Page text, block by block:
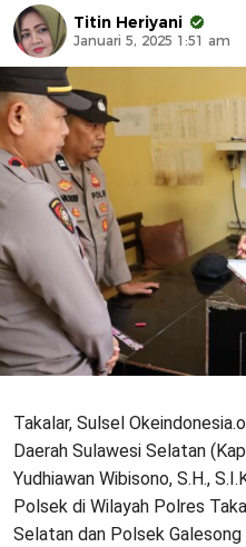
Titin Heriyani
Januari 5, 2025 1:51 am
Takalar, Sulsel
Daerah Sulawesi Selatan
Yudhiawan Wibisono, S.H.,
Polsek di Wilayah Polres
Selatan dan Polsek